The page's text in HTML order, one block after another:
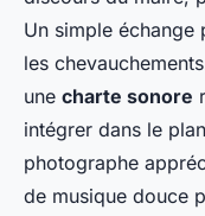
Un simple échange
les
une charte sonore
intégrer dans le
photographe
de musique douce